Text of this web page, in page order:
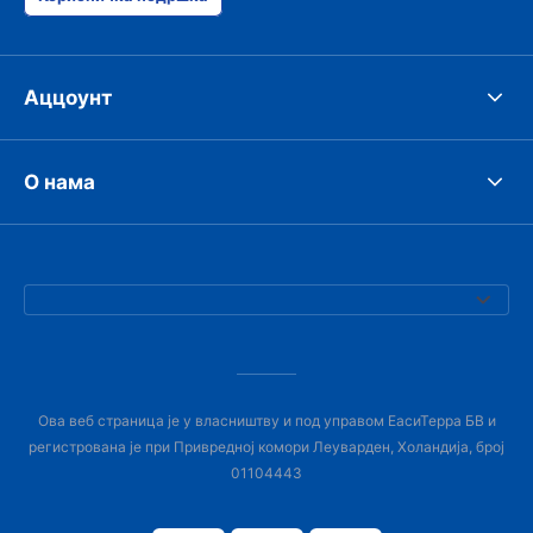
Аццоунт
О нама
Ова веб страница је у власништву и под управом ЕасиТерра БВ и
регистрована је при Привредној комори Леуварден, Холандија, број
01104443